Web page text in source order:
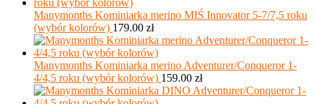
Manymonths Kominiarka merino MIŚ Innovator 5-7/7,5 roku
(wybór kolorów) 179.00 zł
Manymonths Kominiarka merino Adventurer/Conqueror 1-
4/4,5 roku (wybór kolorów) 159.00 zł